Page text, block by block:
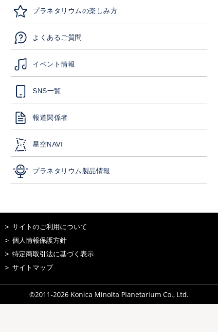
プラネタリウムの楽しみ方
よくあるご質問
イベント情報
SNS一覧
報道関係者
星空NAVI
プラネタリウム製品情報
サイトのご利用について
個人情報保護方針
特定商取引法に基づく表示
サイトマップ
©2011-2026 Konica Minolta Planetarium Co., Ltd.